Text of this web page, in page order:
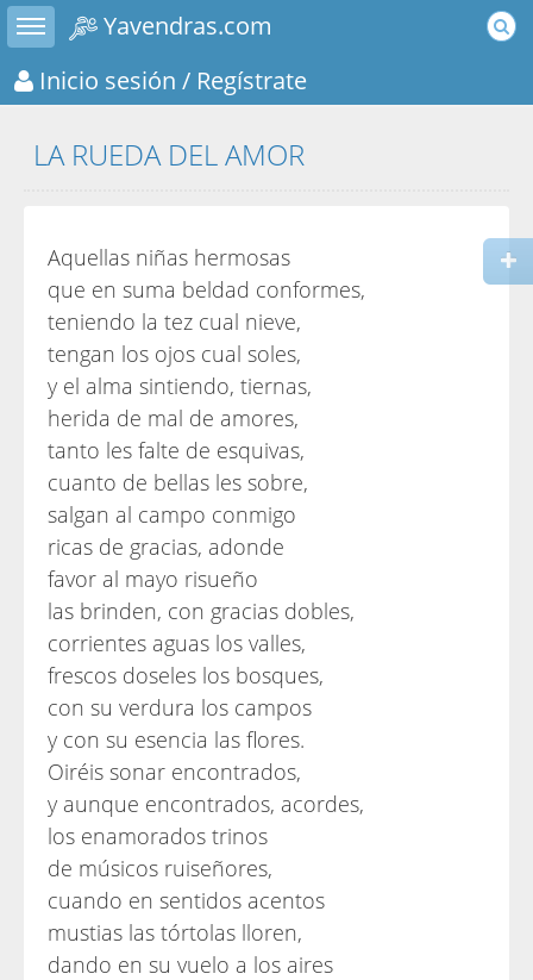
Toggle sidebar
Yavendras.com
Inicio sesión / Regístrate
LA RUEDA DEL AMOR
Aquellas niñas hermosas
que en suma beldad conformes,
teniendo la tez cual nieve,
tengan los ojos cual soles,
y el alma sintiendo, tiernas,
herida de mal de amores,
tanto les falte de esquivas,
cuanto de bellas les sobre,
salgan al campo conmigo
ricas de gracias, adonde
favor al mayo risueño
las brinden, con gracias dobles,
corrientes aguas los valles,
frescos doseles los bosques,
con su verdura los campos
y con su esencia las flores.
Oiréis sonar encontrados,
y aunque encontrados, acordes,
los enamorados trinos
de músicos ruiseñores,
cuando en sentidos acentos
mustias las tórtolas lloren,
dando en su vuelo a los aires